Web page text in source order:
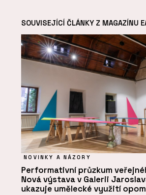
SOUVISEJÍCÍ ČLÁNKY Z MAGAZÍNU
NOVINKY A NÁZORY
Performativní průzkum
Nová výstava v Galerii
ukazuje umělecké využití